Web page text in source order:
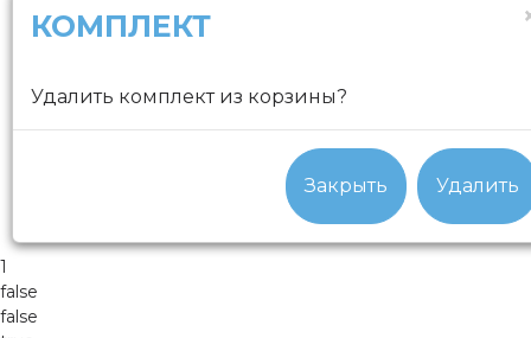
КОМПЛЕКТ
Удалить комплект из корзины?
Закрыть Удалить
1
false
false